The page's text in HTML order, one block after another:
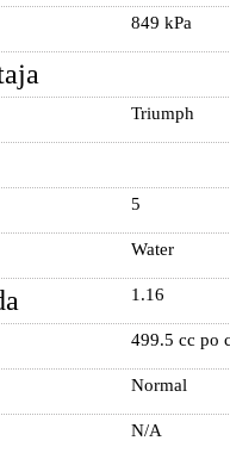
849 kPa
Triumph
5
Water
1.16
499.5 cc po
Normal
N/A